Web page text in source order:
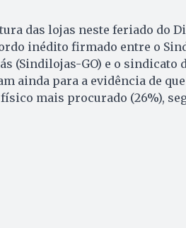
das lojas neste feriado do
inédito firmado entre o
(Sindilojas-GO) e o sindicato
ainda para a evidência de
mais procurado (26%),